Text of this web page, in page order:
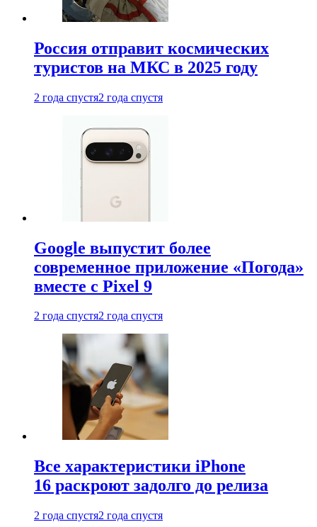
Россия отправит космических
туристов на МКС в 2025 году
2 года спустя2 года спустя
Google выпустит более
современное приложение «Погода»
вместе с Pixel 9
2 года спустя2 года спустя
Все характеристики iPhone
16 раскроют задолго до релиза
2 года спустя2 года спустя